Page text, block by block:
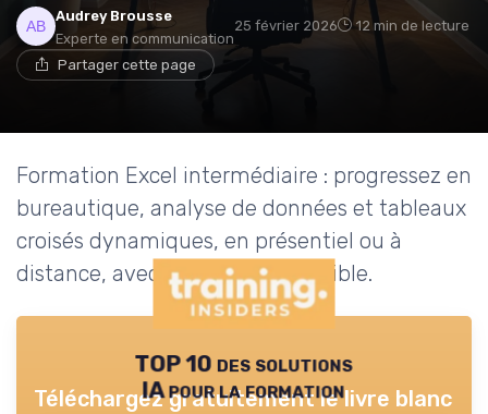
Audrey Brousse
Experte en communication
25 février 2026 12 min de lecture
Partager cette page
Formation Excel intermédiaire : progressez en
bureautique, analyse de données et tableaux
croisés dynamiques, en présentiel ou à
distance, avec certification possible.
TOP 10 des solutions
IA pour la formation
Téléchargez gratuitement le livre blanc